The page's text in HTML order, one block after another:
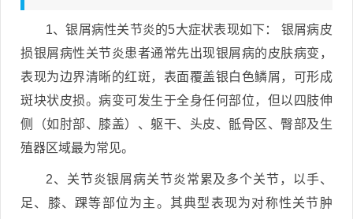
1、银屑病性关节炎的5大症状表现如下： 银屑病皮
损银屑病性关节炎患者通常先出现银屑病的皮肤病变，
表现为边界清晰的红斑，表面覆盖银白色鳞屑，可形成
斑块状皮损。病变可发生于全身任何部位，但以四肢伸
侧（如肘部、膝盖）、躯干、头皮、骶骨区、臀部及生
殖器区域最为常见。
2、关节炎银屑病关节炎常累及多个关节，以手、
足、膝、踝等部位为主。其典型表现为对称性关节肿